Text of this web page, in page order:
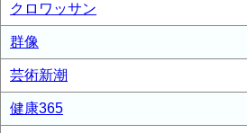
クロワッサン
群像
芸術新潮
健康365